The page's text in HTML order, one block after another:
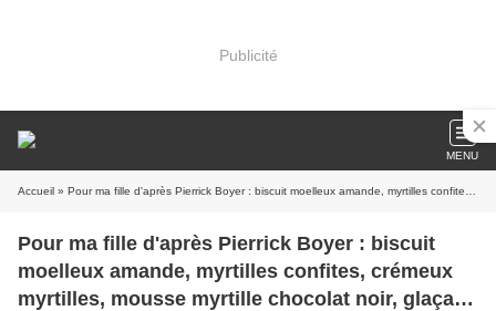
Publicité
MENU
Accueil » Pour ma fille d'après Pierrick Boyer : biscuit moelleux amande, myrtilles confites, crémeux myrtilles, mousse myrtille chocolat noir, glaçage Tiffany
Pour ma fille d'après Pierrick Boyer : biscuit
moelleux amande, myrtilles confites, crémeux
myrtilles, mousse myrtille chocolat noir, glaçage